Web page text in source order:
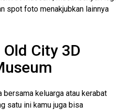
spot foto menakjubkan lainnya
City 3D
keluarga atau kerabat
satu ini kamu juga bisa